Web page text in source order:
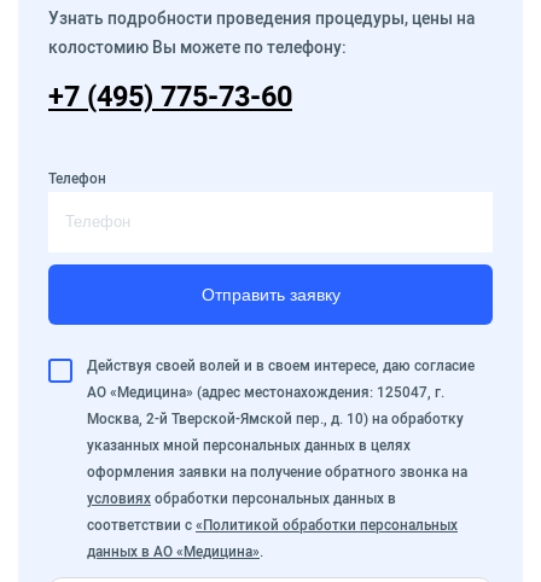
Узнать подробности проведения процедуры, цены на
колостомию Вы можете по телефону:
+7 (495) 775-73-60
Телефон
Отправить заявку
Действуя своей волей и в своем интересе, даю согласие
АО «Медицина» (адрес местонахождения: 125047, г.
Москва, 2-й Тверской-Ямской пер., д. 10) на обработку
указанных мной персональных данных в целях
оформления заявки на получение обратного звонка на
условиях обработки персональных данных в
соответствии с «Политикой обработки персональных
данных в АО «Медицина».